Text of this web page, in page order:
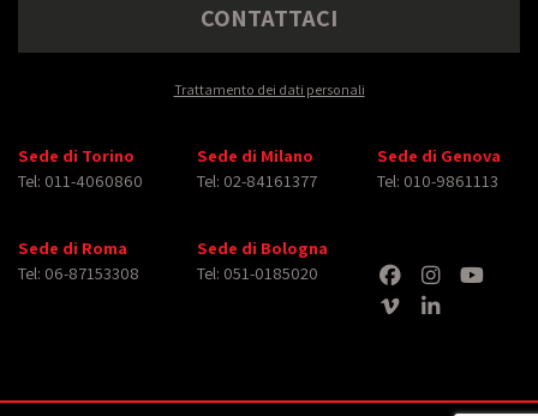
CONTATTACI
Trattamento dei dati personali
Sede di Torino
Tel: 011-4060860
Sede di Milano
Tel: 02-84161377
Sede di Genova
Tel: 010-9861113
Sede di Roma
Tel: 06-87153308
Sede di Bologna
Tel: 051-0185020